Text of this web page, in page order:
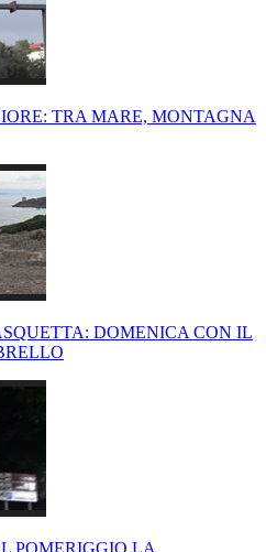
TRA MARE, MONTAGNA
DOMENICA CON IL